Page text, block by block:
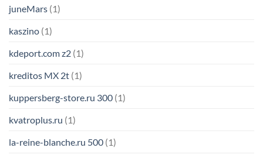
juneMars (1)
kaszino (1)
kdeport.com z2 (1)
kreditos MX 2t (1)
kuppersberg-store.ru 300 (1)
kvatroplus.ru (1)
la-reine-blanche.ru 500 (1)